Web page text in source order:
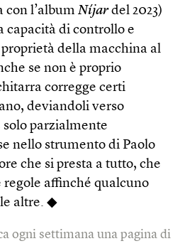
con l’album Níjardel 2023)
capacità di controllo e
della macchina al
se non è proprio
corregge certi
deviandoli verso
solo parzialmente
nello strumento di Paolo
che si presta a tutto, che
regole affinché qualcuno
altre. ◆
ogni settimana una pagina di